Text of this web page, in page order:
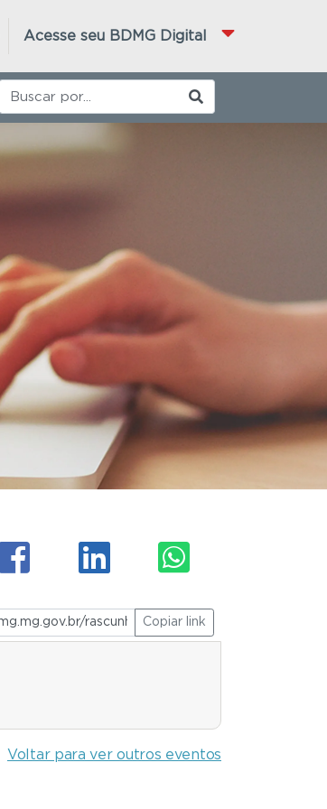
Acesse seu BDMG Digital
Copiar link
Voltar para ver outros eventos